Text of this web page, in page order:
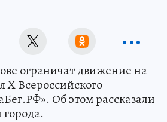
ограничат движение на
X Всероссийского
Об этом рассказали